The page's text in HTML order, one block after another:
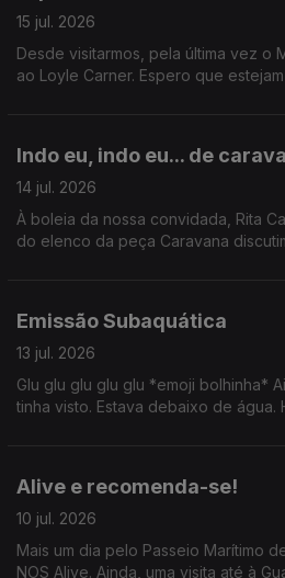
15 jul. 2026
Desde visitarmos, pela última vez o
ao Loyle Carner. Espero que
Indo eu, indo eu... de
14 jul. 2026
À boleia da nossa convidada, Rita
do elenco da peça Caravana
Emissão Subaquática
13 jul. 2026
Glu glu glu glu glu *emoji bolhinha*
tinha visto. Estava debaixo de água.
Alive e recomenda-se!
10 jul. 2026
Mais um dia pelo Passeio Marítimo
NOS Alive. Ainda, uma visita até à